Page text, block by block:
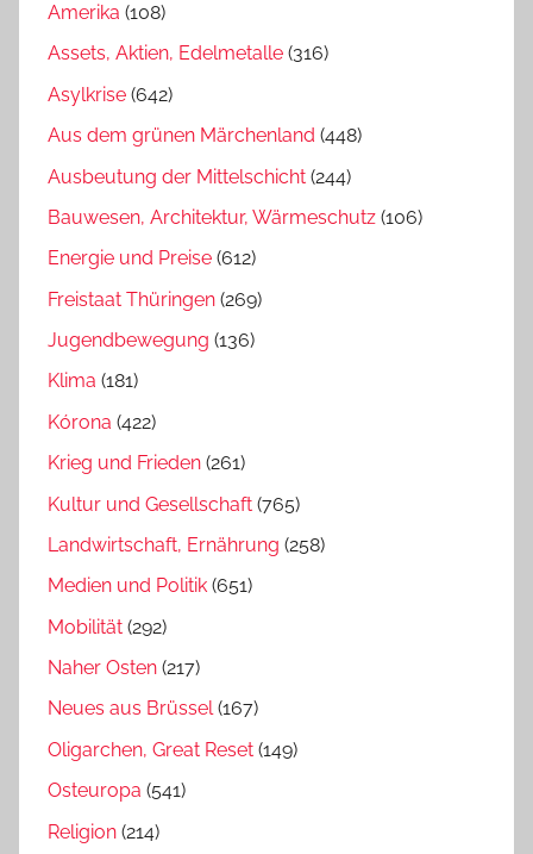
Amerika (108)
Assets, Aktien, Edelmetalle (316)
Asylkrise (642)
Aus dem grünen Märchenland (448)
Ausbeutung der Mittelschicht (244)
Bauwesen, Architektur, Wärmeschutz (106)
Energie und Preise (612)
Freistaat Thüringen (269)
Jugendbewegung (136)
Klima (181)
Kórona (422)
Krieg und Frieden (261)
Kultur und Gesellschaft (765)
Landwirtschaft, Ernährung (258)
Medien und Politik (651)
Mobilität (292)
Naher Osten (217)
Neues aus Brüssel(167)
Oligarchen, Great Reset (149)
Osteuropa (541)
Religion (214)